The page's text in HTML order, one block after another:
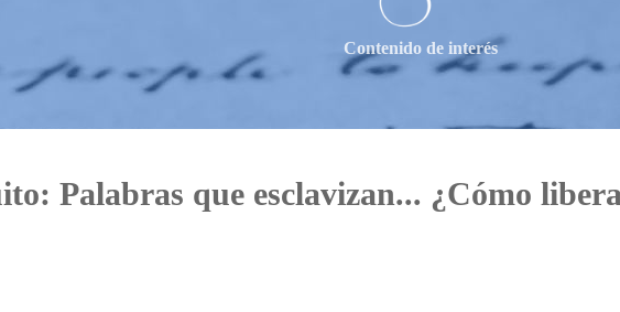
Contenido de interés
Palabras que esclavizan... ¿Cómo